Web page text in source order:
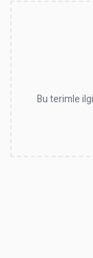
Bu terimle